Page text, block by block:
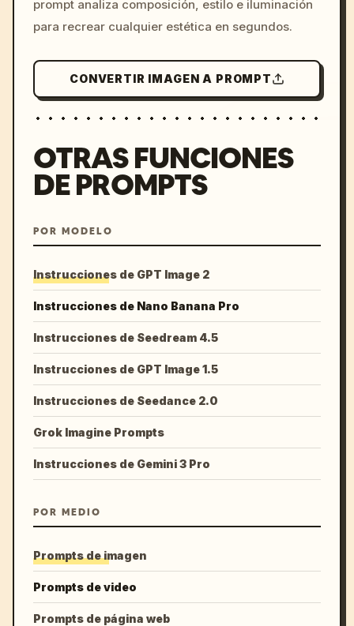
prompt analiza composición, estilo e iluminación
para recrear cualquier estética en segundos.
CONVERTIR IMAGEN A PROMPT
OTRAS FUNCIONES
DE PROMPTS
POR MODELO
Instrucciones de GPT Image 2
Instrucciones de Nano Banana Pro
Instrucciones de Seedream 4.5
Instrucciones de GPT Image 1.5
Instrucciones de Seedance 2.0
Grok Imagine Prompts
Instrucciones de Gemini 3 Pro
POR MEDIO
Prompts de imagen
Prompts de video
Prompts de página web